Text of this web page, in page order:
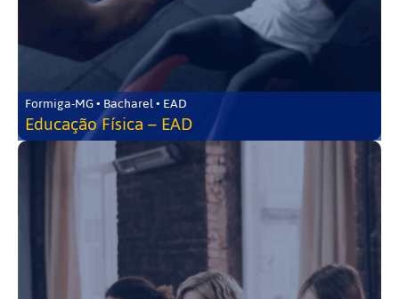
Formiga-MG • Bacharel • EAD
Educação Física – EAD